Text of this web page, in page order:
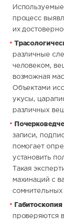
процесс
их
различные
человеком,
возможная
Объектами
укусы,
различных
записи,
помогает
установить
Такая
махинаций с
сомнительных
Габитоскопия
проверяются